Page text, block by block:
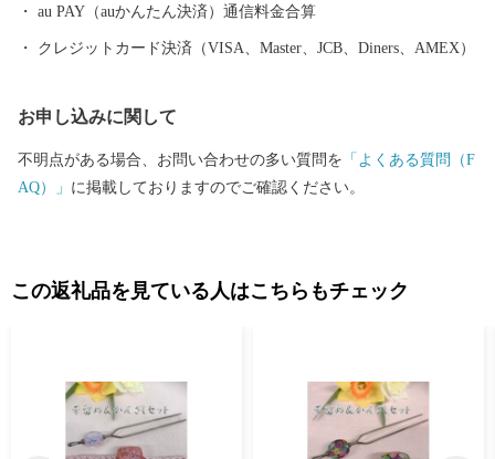
ていただきます。 【ご注意】 ・返礼品の送付は、大分市外にお住
まいの方に限らせていただきます。 ・寄附につきましては、年度
です。 ※長期不在、住所不明等で返礼品をお受取りいただけなか
った場合、再発送は出来かねますので、ご了承ください。 ※お受
け取りできない期間が予め分かっている場合は、お申込み時に
au PAY（auかんたん決済）通信料金合算
クレジットカード決済（VISA、Master、JCB、Diners、AMEX）
お申し込みに関して
不明点がある場合、お問い合わせの多い質問を 「よくある質問（F
AQ）」 に掲載しておりますのでご確認ください。
この返礼品を見ている人はこちらもチェック